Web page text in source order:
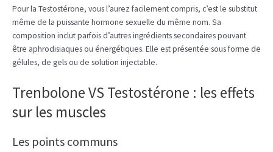
Pour la Testostérone, vous l’aurez facilement compris, c’est le substitut
même de la puissante hormone sexuelle du même nom. Sa
composition inclut parfois d’autres ingrédients secondaires pouvant
être aphrodisiaques ou énergétiques. Elle est présentée sous forme de
gélules, de gels ou de solution injectable.
Trenbolone VS Testostérone : les effets
sur les muscles
Les points communs